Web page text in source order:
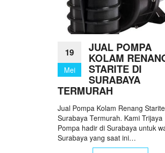
19
Mei
JUAL POMPA
KOLAM
STARITE DI
SURABAYA
TERMURAH
Jual Pompa Kolam Renang
Surabaya Termurah. Kami Trijaya
Pompa hadir di Surabaya untuk
Surabaya yang saat ini…